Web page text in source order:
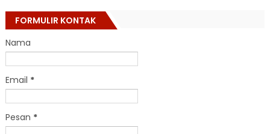
FORMULIR KONTAK
Nama
Email *
Pesan *